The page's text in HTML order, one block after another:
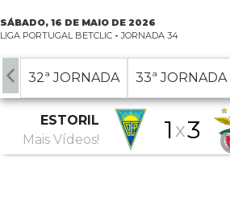
SÁBADO, 16 DE MAIO DE 2026
LIGA PORTUGAL BETCLIC -JORNADA 34
32ª JORNADA 33ª JORNADA
ESTORIL
Mais Vídeos!
1 x3